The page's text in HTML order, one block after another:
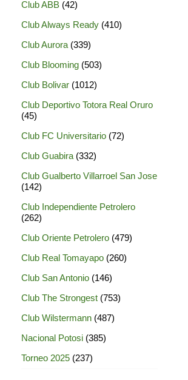
Club ABB (42)
Club Always Ready (410)
Club Aurora (339)
Club Blooming (503)
Club Bolivar (1012)
Club Deportivo Totora Real Oruro
(45)
Club FC Universitario (72)
Club Guabira (332)
Club Gualberto Villarroel San Jose
(142)
Club Independiente Petrolero
(262)
Club Oriente Petrolero (479)
Club Real Tomayapo (260)
Club San Antonio (146)
Club The Strongest (753)
Club Wilstermann (487)
Nacional Potosi (385)
Torneo 2025 (237)